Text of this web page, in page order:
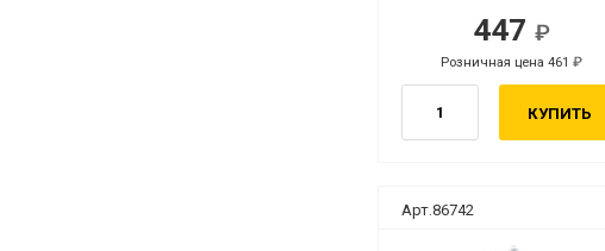
447
Розничная цена 461
КУПИТЬ
руб.
руб.
Арт.86742